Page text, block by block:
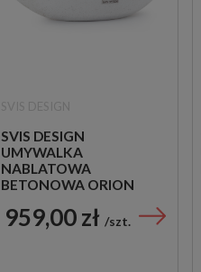
SVIS DESIGN
UMYWALKA
NABLATOWA
BETONOWA ORION
959,00 zł szt.